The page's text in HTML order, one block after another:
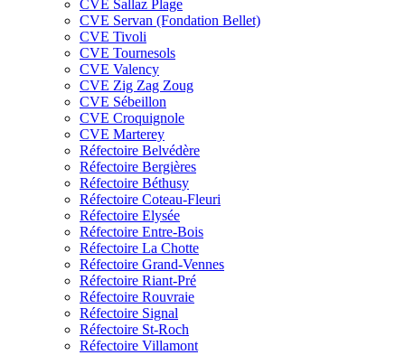
CVE Sallaz Plage
CVE Servan (Fondation Bellet)
CVE Tivoli
CVE Tournesols
CVE Valency
CVE Zig Zag Zoug
CVE Sébeillon
CVE Croquignole
CVE Marterey
Réfectoire Belvédère
Réfectoire Bergières
Réfectoire Béthusy
Réfectoire Coteau-Fleuri
Réfectoire Elysée
Réfectoire Entre-Bois
Réfectoire La Chotte
Réfectoire Grand-Vennes
Réfectoire Riant-Pré
Réfectoire Rouvraie
Réfectoire Signal
Réfectoire St-Roch
Réfectoire Villamont